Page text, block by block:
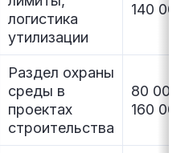
логистика
утилизации
140 000
Раздел охраны
среды в
проектах
строительства
80 000–
160 000